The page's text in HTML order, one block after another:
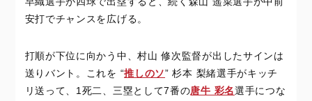
安打でチャンスを広げる。
打順が下位に向かう中、村山 修次監督が出したサインは
送りバント。これを “推しのソ” 杉本 梨緒選手がキッチ
リ送って、1死二、三塁として7番の唐牛 彩名選手につな